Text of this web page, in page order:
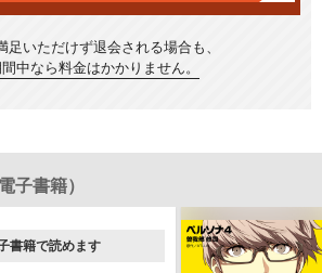
足いただけず退会される場合も、
中なら料金はかかりません。
子書籍）
書籍で読めます